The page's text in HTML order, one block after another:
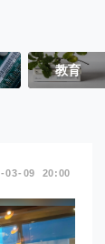
教育
03 09 20:00